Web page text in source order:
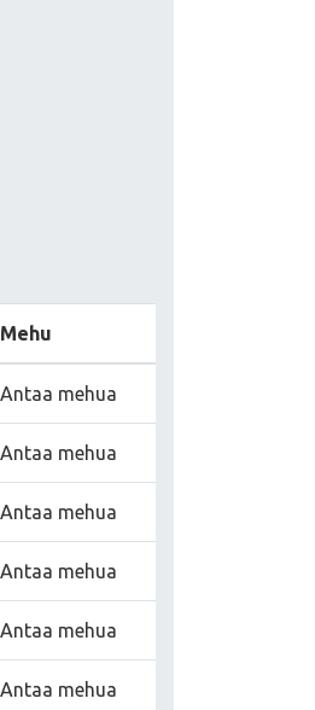
Mehu
Antaa mehua
Antaa mehua
Antaa mehua
Antaa mehua
Antaa mehua
Antaa mehua